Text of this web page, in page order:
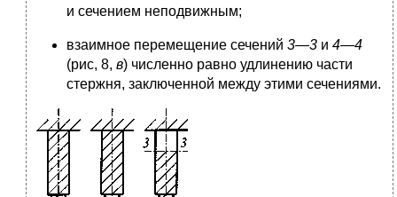
и сечением неподвижным;
взаимное перемещение сечений 3—3 и 4—4
(рис, 8, в) численно равно удлинению части
стержня, заключенной между этими сечениями.